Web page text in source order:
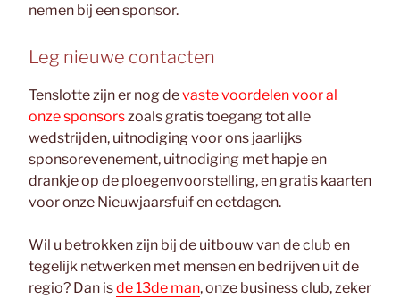
nemen bij een sponsor.
Leg nieuwe contacten
Tenslotte zijn er nog devaste voordelen voor al
onze sponsorszoals gratis toegang tot alle
wedstrijden, uitnodiging voor ons jaarlijks
sponsorevenement, uitnodiging met hapje en
drankje op de ploegenvoorstelling, en gratis kaarten
voor onze Nieuwjaarsfuif en eetdagen.
Wil u betrokken zijn bij de uitbouw van de club en
tegelijk netwerken met mensen en bedrijven uit de
regio? Dan isde 13de man, onze business club, zeker